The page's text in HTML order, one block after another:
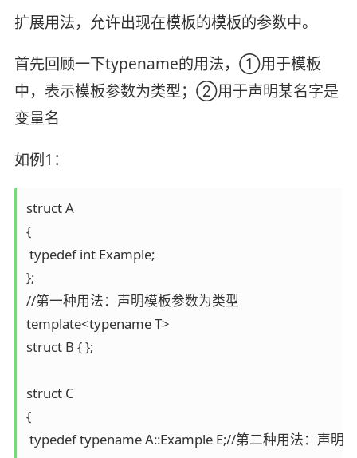
扩展用法，允许出现在模板的模板的参数中。
首先回顾一下typename的用法，①用于模板
中，表示模板参数为类型；②用于声明某名字是
变量名
如例1：
struct A
{
typedef int Example;
};
//第一种用法：声明模板参数为类型
template<typename T>
struct B { };
struct C
{
typedef typename A::Example E;//第二种用法：声明